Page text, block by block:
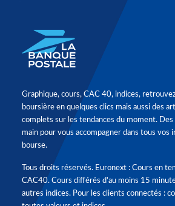
Graphique, cours, CAC 40, indices,
boursière en quelques clics mais aussi des
complets sur les tendances du moment.
main pour vous accompagner dans tous vos
bourse.
Tous droits réservés. Euronext : Cours en
CAC40. Cours différés d'au moins 15
autres indices. Pour les clients connectés :